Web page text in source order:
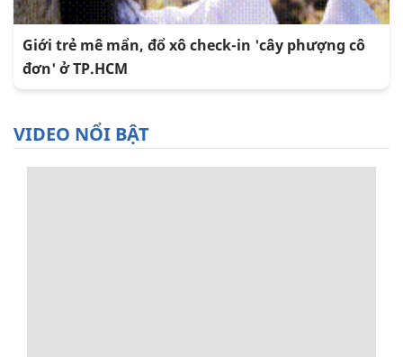
Giới trẻ mê mẩn, đổ xô check-in 'cây phượng cô
đơn' ở TP.HCM
VIDEO NỔI BẬT